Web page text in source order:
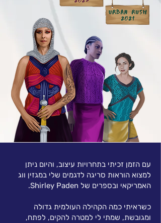
עם הזמן זכיתי בתחרויות עיצוב, והיום ניתן
למצוא הוראות סריגה לדגמים שלי במגזין ווג
האמריקאי ובספרים של Shirley Paden.
כשראיתי כמה הקהילה העולמית גדולה
ומגובשת, שמתי לי למטרה להקים, לפתח,